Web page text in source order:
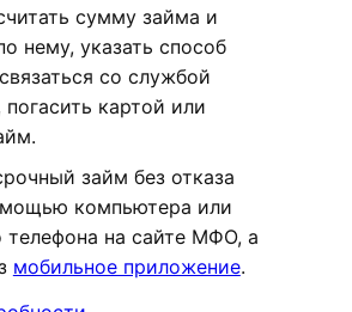
сумму займа и
нему, указать способ
со службой
картой или
займ без отказа
компьютера или
телефона на сайте МФО, а
мобильное приложение.